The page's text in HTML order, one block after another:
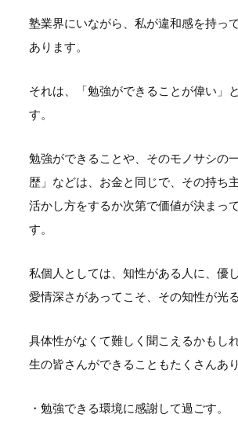
塾業界にいながら、私が違和感を持っ
あります。
それは、「勉強ができることが偉い」
す。
勉強ができることや、そのモノサシの
歴」などは、お金と同じで、その持ち
活かし方をするか次第で価値が決まっ
す。
私個人としては、知性がある人に、優
愛情深さがあってこそ、その知性が光
具体性がなくて難しく聞こえるかもし
生の皆さんができることもたくさんあり
・勉強できる環境に感謝して過ごす。